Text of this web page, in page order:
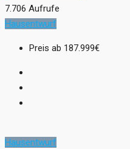
7.706 Aufrufe
Hausentwurf
Preis ab 187.999€
Hausentwurf